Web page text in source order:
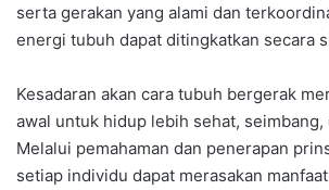
serta gerakan yang alami dan
energi tubuh dapat ditingkatkan secara
Kesadaran akan cara tubuh bergerak
awal untuk hidup lebih sehat, seimbang,
Melalui pemahaman dan penerapan
setiap individu dapat merasakan